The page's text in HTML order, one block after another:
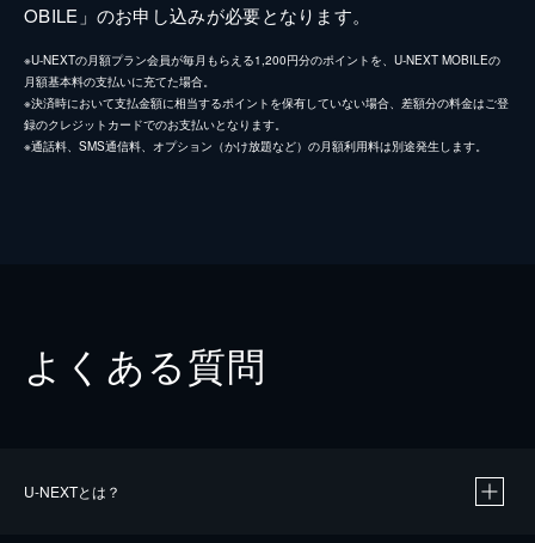
OBILE」のお申し込みが必要となります。
※U-NEXTの月額プラン会員が毎月もらえる1,200円分のポイントを、U-NEXT MOBILEの
月額基本料の支払いに充てた場合。
※決済時において支払金額に相当するポイントを保有していない場合、差額分の料金はご登
録のクレジットカードでのお支払いとなります。
※通話料、SMS通信料、オプション（かけ放題など）の月額利用料は別途発生します。
よくある質問
U-NEXTとは？